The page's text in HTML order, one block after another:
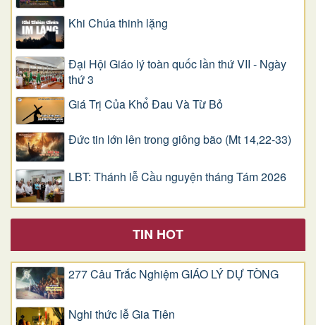
Khi Chúa thinh lặng
Đại Hội Giáo lý toàn quốc lần thứ VII - Ngày
thứ 3
Giá Trị Của Khổ Ðau Và Từ Bỏ
Đức tin lớn lên trong giông bão (Mt 14,22-33)
LBT: Thánh lễ Cầu nguyện tháng Tám 2026
TIN HOT
277 Câu Trắc Nghiệm GIÁO LÝ DỰ TÒNG
Nghi thức lễ Gia Tiên